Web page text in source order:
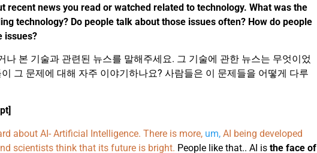
recent news you read or watched related to technology. What was the
technology? Do people talk about those issues often? How do people
issues?
나 본 기술과 관련된 뉴스를 말해주세요. 그 기술에 관한 뉴스는 무엇이었
그 문제에 대해 자주 이야기하나요? 사람들은 이 문제들을 어떻게 다루
about AI- Artificial Intelligence. There is more, um, AI being developed
scientists think that its future is bright. People like that.. AI isthe face of